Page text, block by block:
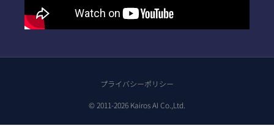
© 2011-2026 Kairos AI Co.,Ltd.
プライバシーポリシー